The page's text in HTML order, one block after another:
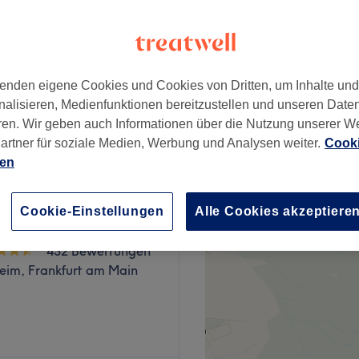
ab 34,20 €
Spare bis zu 10%
für alle, die sich
Nails
432 Bewertungen
Frankfurt am Main
eigene Cookies und Cookies von Dritten, um Inhalte
Medienfunktionen bereitzustellen und unseren
Wir geben auch Informationen über die Nutzung unserer
für soziale Medien, Werbung und Analysen weiter.
Cookie-Einstellungen Alle Cookies akzeptieren